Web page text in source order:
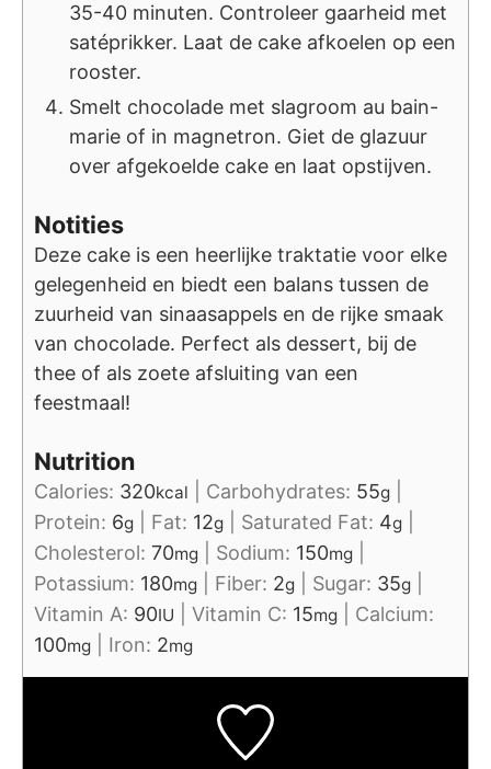
35-40 minuten. Controleer gaarheid met
satéprikker. Laat de cake afkoelen op een
rooster.
Smelt chocolade met slagroom au bain-
marie of in magnetron. Giet de glazuur
over afgekoelde cake en laat opstijven.
Notities
Deze cake is een heerlijke traktatie voor elke
gelegenheid en biedt een balans tussen de
zuurheid van sinaasappels en de rijke smaak
van chocolade. Perfect als dessert, bij de
thee of als zoete afsluiting van een
feestmaal!
Nutrition
Calories: 320kcal Carbohydrates: 55g
Protein: 6g Fat: 12g Saturated Fat: 4g
Cholesterol: 70mg Sodium: 150mg
Potassium: 180mg Fiber: 2g Sugar: 35g
Vitamin A: 90IU Vitamin C: 15mg
Calcium:
100mg Iron: 2mg